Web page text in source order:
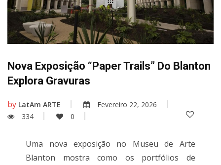
Nova Exposição “Paper Trails” Do Blanton
Explora Gravuras
by LatAm ARTE
Fevereiro 22, 2026
334
0
Uma nova exposição no Museu de Arte
Blanton mostra como os portfólios de